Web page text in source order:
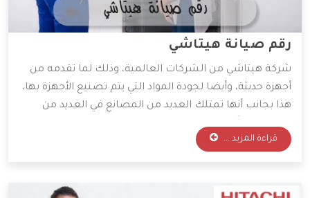
رقم صيانة هيتاشي
شركة هيتاشي من الشركات العالمية، وذلك لما تقدمه من
أجهزة حديثة، وأيضا لجودة المواد التي يتم تصنيع الأجهزة بها،
هذا بجانب أنها تمتلك العديد من المصانع في العديد من
البلاد، وأيضاً قامت الشركة بتوفير خدمة الشراء من علي
الإنترنت من خلال صفحتها الرئيسية، وأدي هذا لتسهيل خدمة
قراءة المزيد ...